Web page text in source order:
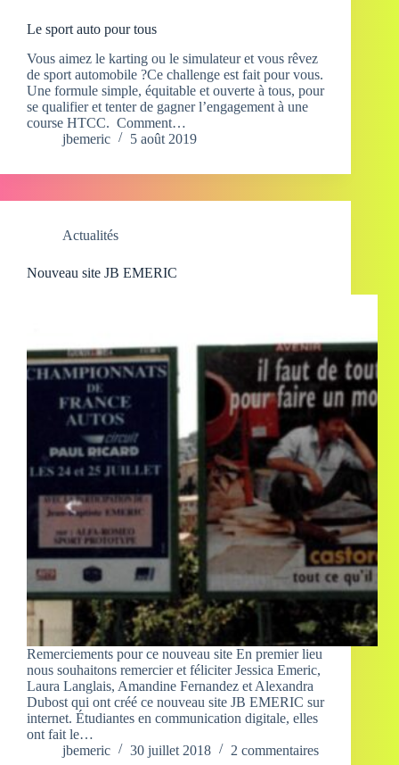
Le sport auto pour tous
Vous aimez le karting ou le simulateur et vous rêvez
de sport automobile ?Ce challenge est fait pour vous.
Une formule simple, équitable et ouverte à tous, pour
se qualifier et tenter de gagner l’engagement à une
course HTCC. Comment…
jbemeric
5 août 2019
Actualités
Nouveau site JB EMERIC
Remerciements pour ce nouveau site En premier lieu
nous souhaitons remercier et féliciter Jessica Emeric,
Laura Langlais, Amandine Fernandez et Alexandra
Dubost qui ont créé ce nouveau site JB EMERIC sur
internet. Étudiantes en communication digitale, elles
ont fait le…
jbemeric
30 juillet 2018 2 commentaires